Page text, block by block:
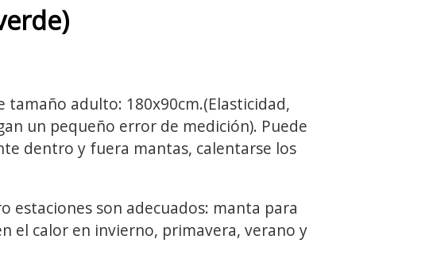
tamaño adulto: 180x90cm.(Elasticidad,
un pequeño error de medición). Puede
dentro y fuera mantas, calentarse los
estaciones son adecuados: manta para
el calor en invierno, primavera, verano y